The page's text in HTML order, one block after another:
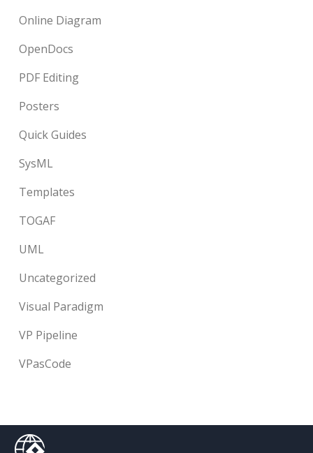
Online Diagram
OpenDocs
PDF Editing
Posters
Quick Guides
SysML
Templates
TOGAF
UML
Uncategorized
Visual Paradigm
VP Pipeline
VPasCode